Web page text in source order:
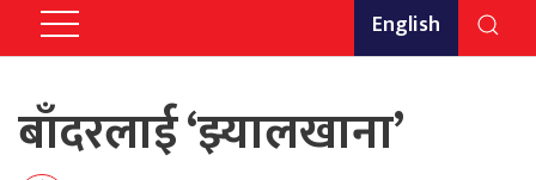
English
बाँदरलाई ‘झ्यालखाना’